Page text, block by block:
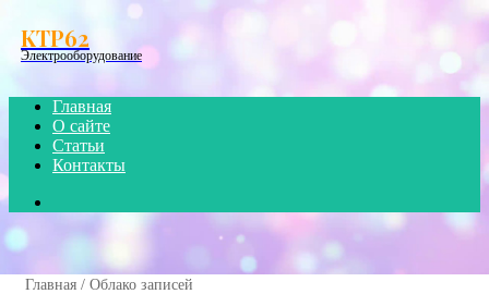
KTP62
Электрооборудование
Главная
О сайте
Статьи
Контакты
Главная / Облако записей